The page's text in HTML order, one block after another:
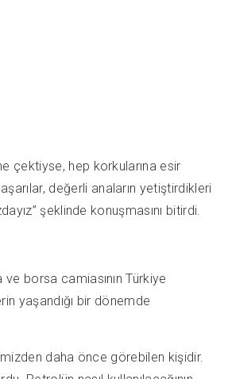
çektiyse, hep korkularına esir
değerli anaların yetiştirdikleri
şeklinde konuşmasını bitirdi.
borsa camiasının Türkiye
yaşandığı bir dönemde
daha önce görebilen kişidir.